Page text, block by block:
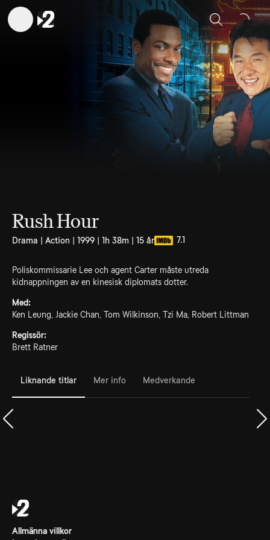
Sök
Rush Hour
Drama | Action | 1999 | 1h 38m | 15 år 7.1
Poliskommissarie Lee och agent Carter måste utreda
kidnappningen av en kinesisk diplomats dotter.
Med:
Ken Leung, Jackie Chan, Tom Wilkinson, Tzi Ma, Robert Littman
Regissör:
Brett Ratner
Liknande titlar Mer info Medverkande
Allmänna villkor